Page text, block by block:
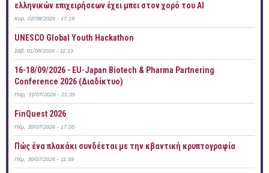
ελληνικών επιχειρήσεων έχει μπει στον χορό του AI
Κυρ, 02/08/2026 - 17:19
UNESCO Global Youth Hackathon
Σάβ, 01/08/2026 - 11:13
16-18/09/2026 - EU-Japan Biotech & Pharma Partnering
Conference 2026 (Διαδίκτυο)
Παρ, 31/07/2026 - 21:35
FinQuest 2026
Πέμ, 30/07/2026 - 17:05
Πώς ένα πλακάκι συνδέεται με την κβαντική κρυπτογραφία
Πέμ, 30/07/2026 - 11:59